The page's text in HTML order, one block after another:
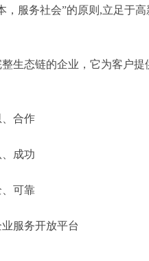
，服务社会”的原则,立足于
生态链的企业，它为客户
合作
成功
可靠
服务开放平台